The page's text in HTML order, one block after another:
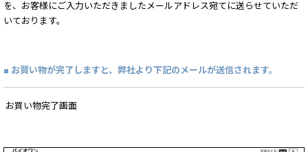
を、お客様にご入力いただきましたメールアドレス宛てに送らせていただ
いております。
■ お買い物が完了しますと、弊社より下記のメールが送信されます。
お買い物完了画面